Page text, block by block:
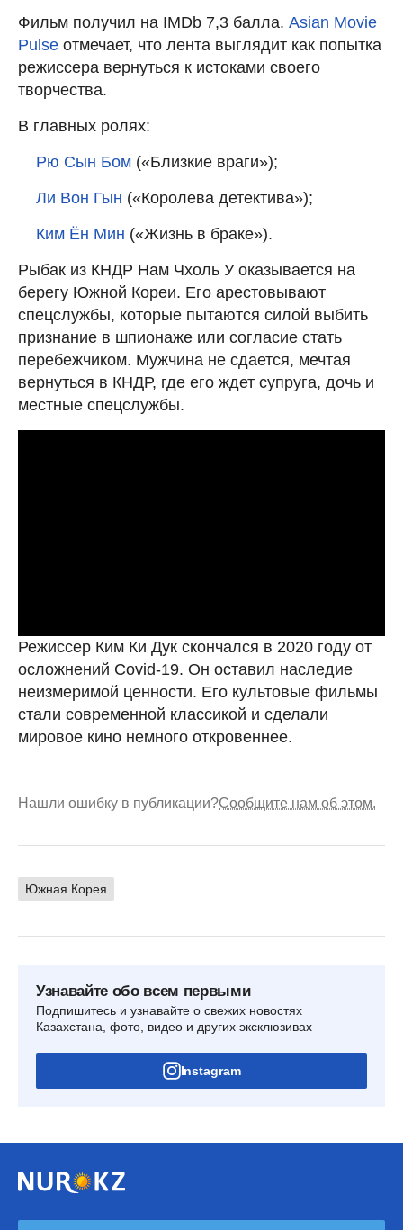
Фильм получил на IMDb 7,3 балла. Asian Movie
Pulse отмечает, что лента выглядит как попытка
режиссера вернуться к истоками своего
творчества.
В главных ролях:
Рю Сын Бом («Близкие враги»);
Ли Вон Гын («Королева детектива»);
Ким Ён Мин («Жизнь в браке»).
Рыбак из КНДР Нам Чхоль У оказывается на
берегу Южной Кореи. Его арестовывают
спецслужбы, которые пытаются силой выбить
признание в шпионаже или согласие стать
перебежчиком. Мужчина не сдается, мечтая
вернуться в КНДР, где его ждет супруга, дочь и
местные спецслужбы.
Режиссер Ким Ки Дук скончался в 2020 году от
осложнений Covid-19. Он оставил наследие
неизмеримой ценности. Его культовые фильмы
стали современной классикой и сделали
мировое кино немного откровеннее.
Нашли ошибку в публикации?Сообщите нам об этом.
Южная Корея
Узнавайте обо всем первыми
Подпишитесь и узнавайте о свежих новостях
Казахстана, фото, видео и других эксклюзивах
Instagram